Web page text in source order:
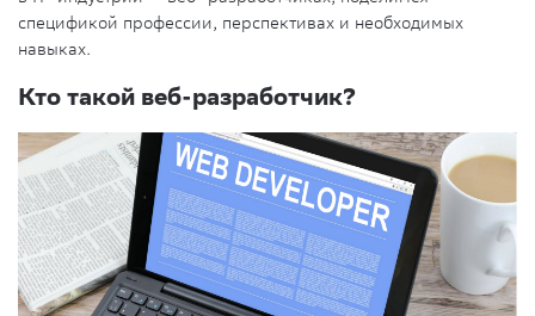
спецификой профессии, перспективах и необходимых
навыках.
Кто такой веб-разработчик?